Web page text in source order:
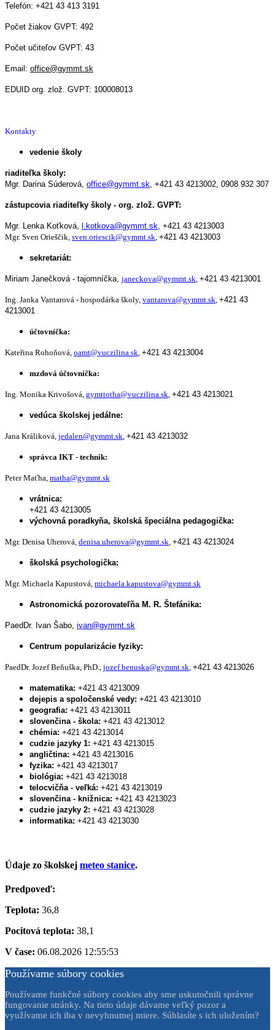
Telefón: +421 43 413 3191
Počet žiakov GVPT: 492
Počet učiteľov GVPT: 43
Email: office@gymmt.sk
EDUID org. zlož. GVPT: 100008013
Kontakty
vedenie školy
riaditeľka školy:
Mgr. Darina Súderová, office@gymmt.sk +421 43 4213002, 0908 932 307
zástupcovia riaditeľky školy - org. zlož. GVPT:
Mgr. Lenka Koťková, l.kotkova@gymmt.sk +421 43 4213003
Mgr. Sven Orieščik, sven.oriescik@gymmt.sk +421 43 4213003
sekretariát:
Miriam Janečková - tajomníčka, janeckova@gymmt.sk +421 43 4213001
Ing. Janka Vantarová - hospodárka školy, vantarova@gymmt.sk +421 43
4213001
účtovníčka:
Kateřina Rohoňová, oamt@vuczilina.sk +421 43 4213004
mzdová účtovníčka:
Ing. Monika Krivošová, gymttotha@vuczilina.sk +421 43 4213021
vedúca školskej jedálne:
Jana Králiková, jedalen@gymmt.sk +421 43 4213032
správca IKT - technik:
Peter Maťha, matha@gymmt.sk
vrátnica:
+421 43 4213005
výchovná poradkyňa, školská špeciálna pedagogička:
Mgr. Denisa Uherová, denisa.uherova@gymmt.sk +421 43 4213024
školská psychologička:
Mgr. Michaela Kapustová, michaela.kapustova@gymmt.sk
Astronomická pozorovateľňa M. R. Štefánika:
PaedDr. Ivan Šabo, ivan@gymmt.sk
Centrum popularizácie fyziky:
PaedDr. Jozef Beňuška, PhD., jozef.benuska@gymmt.sk +421 43 4213026
matematika: +421 43 4213009
dejepis a spoločenské vedy: +421 43 4213010
geografia: +421 43 4213011
slovenčina - škola: +421 43 4213012
chémia: +421 43 4213014
cudzie jazyky 1: +421 43 4213015
angličtina: +421 43 4213016
fyzika: +421 43 4213017
biológia: +421 43 4213018
telocvičňa - veľká: +421 43 4213019
slovenčina - knižnica: +421 43 4213023
cudzie jazyky 2: +421 43 4213028
informatika: +421 43 4213030
Údaje zo školskej meteo stanice.
Predpoveď:
Teplota: 36,8
Pocitová teplota: 38,1
V čase: 06.08.2026 12:55:53
Používame súbory cookies
Používame funkčné súbory cookies aby sme uskutočnili správne
fungovanie stránky. Na tieto údaje dávame veľký pozor a
využívame ich iba v nevyhnutnej miere. Súhlasíte s ich uložením?